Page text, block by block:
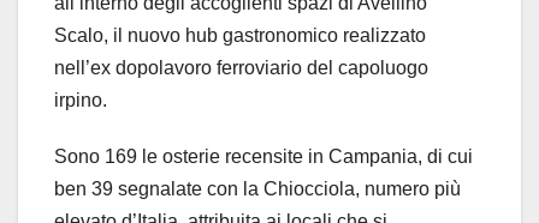
Scalo, il nuovo hub gastronomico realizzato
nell’ex dopolavoro ferroviario del capoluogo
irpino.
Sono 169 le osterie recensite in Campania, di cui
ben 39 segnalate con la Chiocciola, numero più